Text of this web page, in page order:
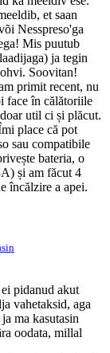
et saan
Nesspreso'ga
Mis puutub
ja tegin
Soovitan!
primit recent, nu
face în călătoriile
util ci și plăcut.
place că pot
sau compatibile
bateria, o
și am făcut 4
încălzire a apei.
pidanud akut
vahetaksid, aga
ma kasutasin
oodata, millal